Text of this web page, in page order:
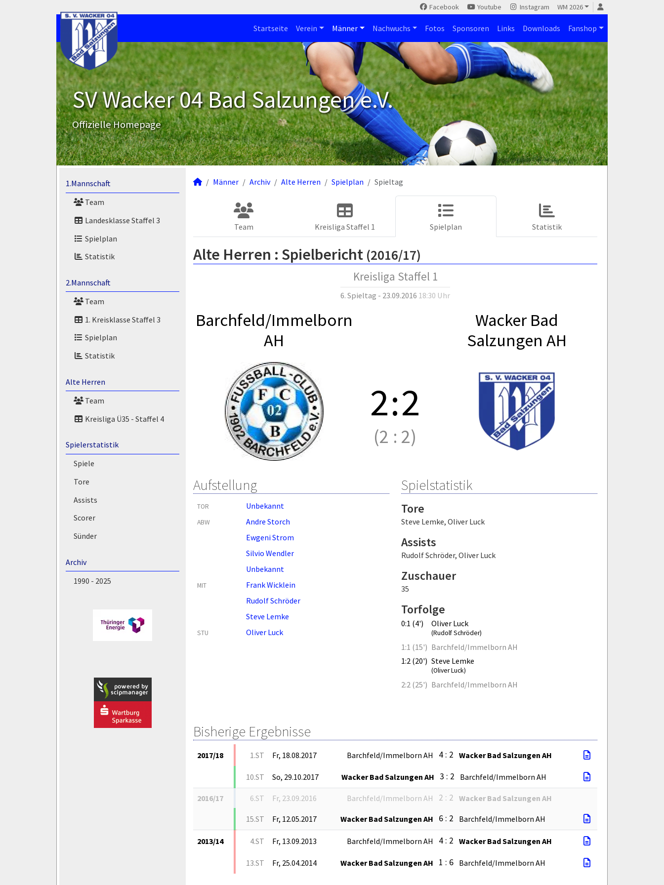
Facebook Youtube Instagram WM 2026
Startseite Verein Männer Nachwuchs Fotos Sponsoren Links Downloads Fanshop
SV Wacker 04 Bad Salzungen e.V.
Offizielle Homepage
1.Mannschaft
Team
Landesklasse Staffel 3
Spielplan
Statistik
2.Mannschaft
Team
1. Kreisklasse Staffel 3
Spielplan
Statistik
Alte Herren
Team
Kreisliga Ü35 - Staffel 4
Spielerstatistik
Spiele
Tore
Assists
Scorer
Sünder
Archiv
1990 - 2025
Männer Archiv Alte Herren Spielplan Spieltag
Team Kreisliga Staffel 1 Spielplan Statistik
Alte Herren : Spielbericht (2016/17)
Kreisliga Staffel 1
6. Spieltag - 23.09.2016 18:30 Uhr
Barchfeld/Immelborn
AH
Wacker Bad
Salzungen AH
2:2
(2 : 2)
Aufstellung
TOR Unbekannt
ABW
Andre Storch
Ewgeni Strom
Silvio Wendler
Unbekannt
MIT
Frank Wicklein
Rudolf Schröder
Steve Lemke
STU Oliver Luck
Spielstatistik
Tore
Steve Lemke, Oliver Luck
Assists
Rudolf Schröder, Oliver Luck
Zuschauer
35
Torfolge
0:1 (4') Oliver Luck
(Rudolf Schröder)
1:1 (15') Barchfeld/Immelborn AH
1:2 (20') Steve Lemke
(Oliver Luck)
2:2 (25') Barchfeld/Immelborn AH
Bisherige Ergebnisse
2017/18 1.ST Fr, 18.08.2017 Barchfeld/Immelborn AH 4 : 2 Wacker Bad Salzungen AH
10.ST So, 29.10.2017 Wacker Bad Salzungen AH 3 : 2 Barchfeld/Immelborn AH
2016/17 6.ST Fr, 23.09.2016 Barchfeld/Immelborn AH 2 : 2 Wacker Bad Salzungen AH
15.ST Fr, 12.05.2017 Wacker Bad Salzungen AH 6 : 2 Barchfeld/Immelborn AH
2013/14 4.ST Fr, 13.09.2013 Barchfeld/Immelborn AH 4 : 2 Wacker Bad Salzungen AH
13.ST Fr, 25.04.2014 Wacker Bad Salzungen AH 1 : 6 Barchfeld/Immelborn AH